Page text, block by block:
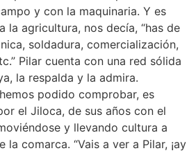
y con la maquinaria. Y es
la agricultura, nos decía, “has de
soldadura, comercialización,
Pilar cuenta con una red sólida
la respalda y la admira.
podido comprobar, es
el Jiloca, de sus años con el
y llevando cultura a
comarca. “Vais a ver a Pilar, ¡ay